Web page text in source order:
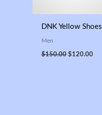
DNK Yellow Shoes
Men
$150.00 $120.00